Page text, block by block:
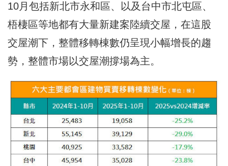
10月包括新北市永和區、以及台中市北屯區、
梧棲區等地都有大量新建案陸續交屋，在這股
交屋潮下，整體移轉棟數仍呈現小幅增長的趨
勢，整體市場以交屋潮撐場為主。